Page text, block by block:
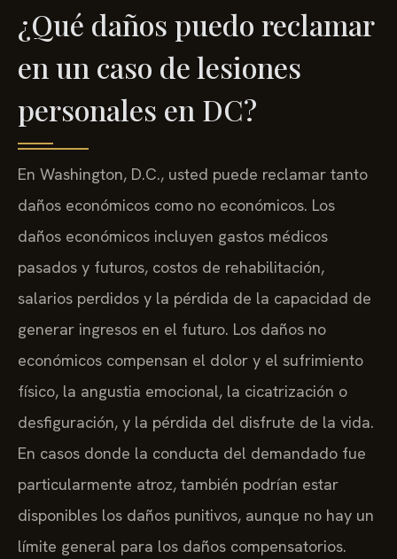
¿Qué daños puedo reclamar
en un caso de lesiones
personales en DC?
En Washington, D.C., usted puede reclamar tanto
daños económicos como no económicos. Los
daños económicos incluyen gastos médicos
pasados y futuros, costos de rehabilitación,
salarios perdidos y la pérdida de la capacidad de
generar ingresos en el futuro. Los daños no
económicos compensan el dolor y el sufrimiento
físico, la angustia emocional, la cicatrización o
desfiguración, y la pérdida del disfrute de la vida.
En casos donde la conducta del demandado fue
particularmente atroz, también podrían estar
disponibles los daños punitivos, aunque no hay un
límite general para los daños compensatorios.